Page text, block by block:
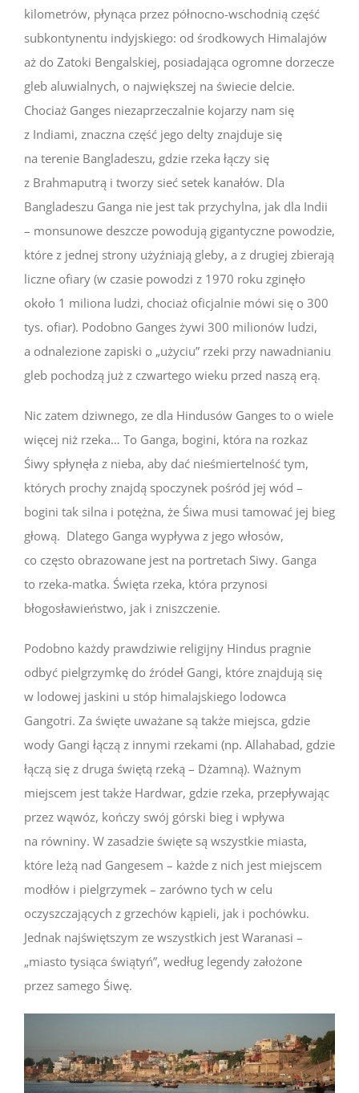
kilometrów, płynąca przez północno-wschodnią część
subkontynentu indyjskiego: od środkowych Himalajów
aż do Zatoki Bengalskiej, posiadająca ogromne dorzecze
gleb aluwialnych, o największej na świecie delcie.
Chociaż Ganges niezaprzeczalnie kojarzy nam się
z Indiami, znaczna część jego delty znajduje się
na terenie Bangladeszu, gdzie rzeka łączy się
z Brahmaputrą i tworzy sieć setek kanałów. Dla
Bangladeszu Ganga nie jest tak przychylna, jak dla Indii
– monsunowe deszcze powodują gigantyczne powodzie,
które z jednej strony użyźniają gleby, a z drugiej zbierają
liczne ofiary (w czasie powodzi z 1970 roku zginęło
około 1 miliona ludzi, chociaż oficjalnie mówi się o 300
tys. ofiar). Podobno Ganges żywi 300 milionów ludzi,
a odnalezione zapiski o „użyciu” rzeki przy nawadnianiu
gleb pochodzą już z czwartego wieku przed naszą erą.
Nic zatem dziwnego, ze dla Hindusów Ganges to o wiele
więcej niż rzeka… To Ganga, bogini, która na rozkaz
Śiwy spłynęła z nieba, aby dać nieśmiertelność tym,
których prochy znajdą spoczynek pośród jej wód –
bogini tak silna i potężna, że Śiwa musi tamować jej bieg
głową. Dlatego Ganga wypływa z jego włosów,
co często obrazowane jest na portretach Siwy. Ganga
to rzeka-matka. Święta rzeka, która przynosi
błogosławieństwo, jak i zniszczenie.
Podobno każdy prawdziwie religijny Hindus pragnie
odbyć pielgrzymkę do źródeł Gangi, które znajdują się
w lodowej jaskini u stóp himalajskiego lodowca
Gangotri. Za święte uważane są także miejsca, gdzie
wody Gangi łączą z innymi rzekami (np. Allahabad, gdzie
łączą się z druga świętą rzeką – Dżamną). Ważnym
miejscem jest także Hardwar, gdzie rzeka, przepływając
przez wąwóz, kończy swój górski bieg i wpływa
na równiny. W zasadzie święte są wszystkie miasta,
które leżą nad Gangesem – każde z nich jest miejscem
modłów i pielgrzymek – zarówno tych w celu
oczyszczających z grzechów kąpieli, jak i pochówku.
Jednak najświętszym ze wszystkich jest Waranasi –
„miasto tysiąca świątyń”, według legendy założone
przez samego Śiwę.